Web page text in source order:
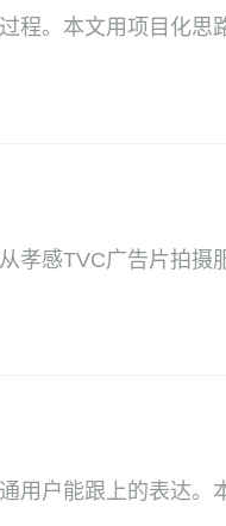
程。本文用项目化思
孝感TVC广告片拍摄
用户能跟上的表达。